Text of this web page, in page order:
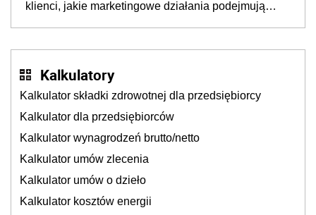
klienci, jakie marketingowe działania podejmują
Kalkulatory
Kalkulator składki zdrowotnej dla przedsiębiorcy
Kalkulator dla przedsiębiorców
Kalkulator wynagrodzeń brutto/netto
Kalkulator umów zlecenia
Kalkulator umów o dzieło
Kalkulator kosztów energii